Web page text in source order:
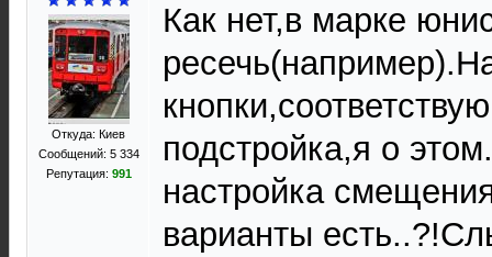
Откуда: Киев
Сообщений: 5 334
Репутация: 991
Как нет,в марке
подстройка,я о
настройка
варианты